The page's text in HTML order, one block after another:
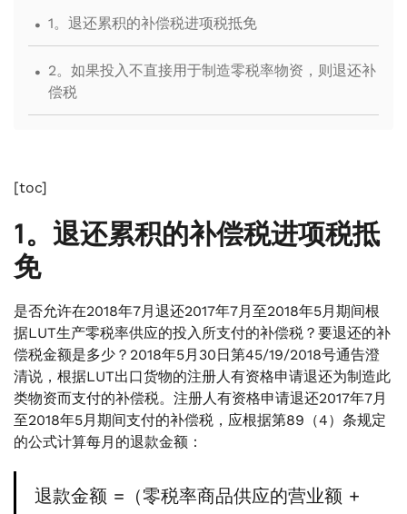
. 1。退还累积的补偿税进项税抵免
. 2。如果投入不直接用于制造零税率物资，则退还补
偿税
[toc]
1。退还累积的补偿税进项税抵
免
是否允许在2018年7月退还2017年7月至2018年5月期间根
据LUT生产零税率供应的投入所支付的补偿税？要退还的补
偿税金额是多少？2018年5月30日第45/19/2018号通告澄
清说，根据LUT出口货物的注册人有资格申请退还为制造此
类物资而支付的补偿税。注册人有资格申请退还2017年7月
至2018年5月期间支付的补偿税，应根据第89（4）条规定
的公式计算每月的退款金额：
退款金额 =（零税率商品供应的营业额 +